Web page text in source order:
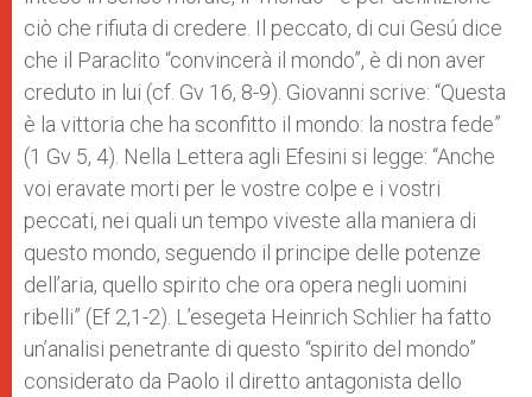
ciò che rifiuta di credere. Il peccato, di cui Gesú dice
che il Paraclito “convincerà il mondo”, è di non aver
creduto in lui (cf. Gv 16, 8-9). Giovanni scrive: “Questa
è la vittoria che ha sconfitto il mondo: la nostra fede”
(1 Gv 5, 4). Nella Lettera agli Efesini si legge: “Anche
voi eravate morti per le vostre colpe e i vostri
peccati, nei quali un tempo viveste alla maniera di
questo mondo, seguendo il principe delle potenze
dell’aria, quello spirito che ora opera negli uomini
ribelli” (Ef 2,1-2). L’esegeta Heinrich Schlier ha fatto
un’analisi penetrante di questo “spirito del mondo”
considerato da Paolo il diretto antagonista dello